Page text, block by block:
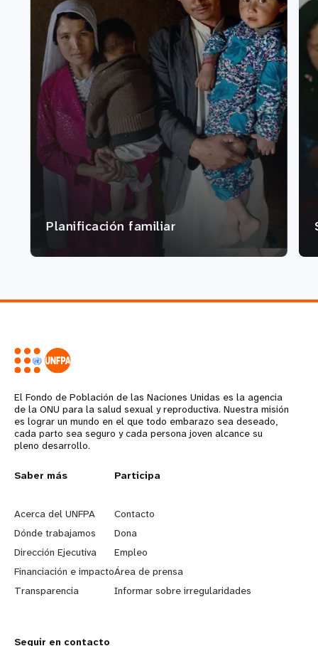
Planificación familiar
El Fondo de Población de las Naciones Unidas es la agencia
de la ONU para la salud sexual y reproductiva. Nuestra misión
es lograr un mundo en el que todo embarazo sea deseado,
cada parto sea seguro y cada persona joven alcance su
pleno desarrollo.
L
e
a
r
n
Saber más
Acerca del UNFPA
Dónde trabajamos
Dirección Ejecutiva
Financiación e impacto
Transparencia
G
o
b
e
y
Participa
Contacto
Dona
Empleo
Área de prensa
Informar sobre irregularidades
Seguir en contacto